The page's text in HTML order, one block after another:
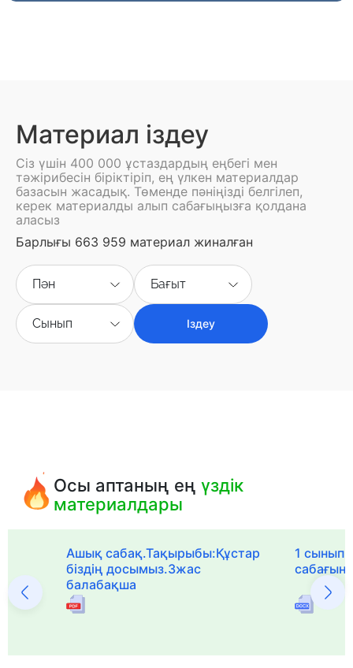
Материал іздеу
Сіз үшін 400 000 ұстаздардың еңбегі мен
тәжірибесін біріктіріп, ең үлкен материалдар
базасын жасадық. Төменде пәніңізді белгілеп,
керек материалды алып сабағыңызға қолдана
аласыз
Барлығы 663 959 материал жиналған
Пән Бағыт
Сынып Іздеу
Осы аптаның еңүздік
материалдары
Ашық сабақ.Тақырыбы:Құстар
біздің досымыз.3жас
балабақша
1